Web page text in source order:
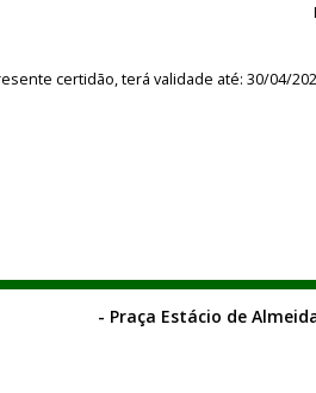
certidão, terá validade até: 30/04/
- Praça Estácio de